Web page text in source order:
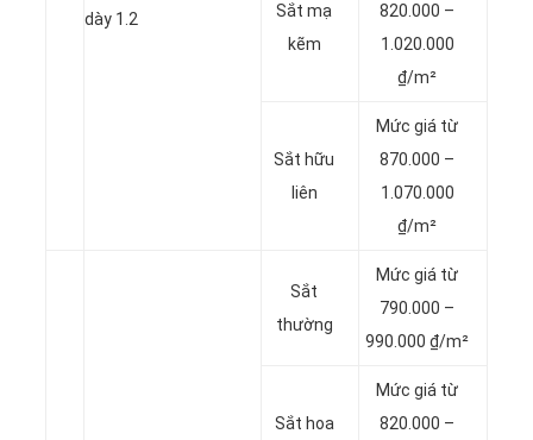
dày 1.2
Sắt mạ
kẽm
820.000 –
1.020.000
₫/m²
Sắt hữu
liên
Mức giá từ
870.000 –
1.070.000
₫/m²
Sắt
thường
Mức giá từ
790.000 –
990.000 ₫/m²
Sắt hoa
Mức giá từ
820.000 –